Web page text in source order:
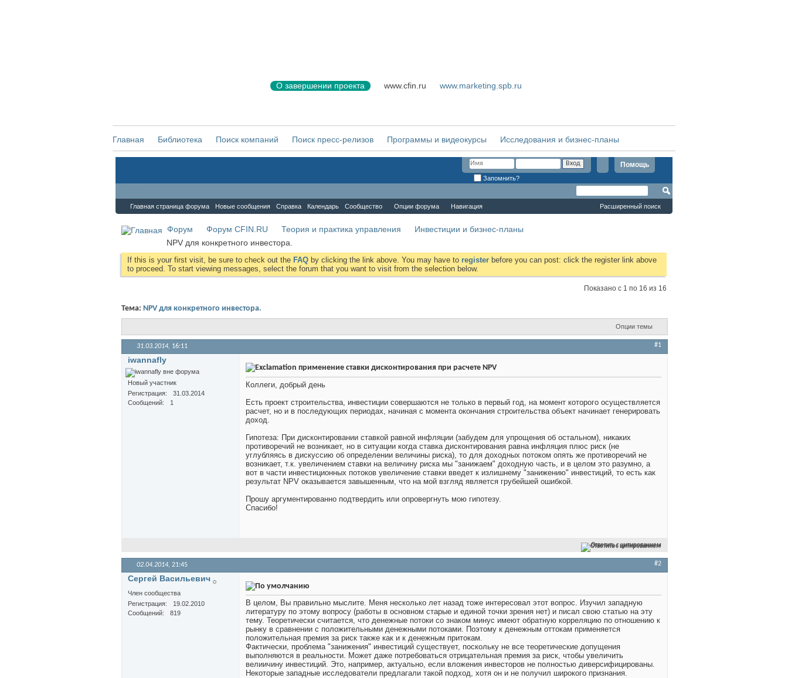
О завершении проекта www.cfin.ru www.marketing.spb.ru
Главная Библиотека Поиск компаний Поиск пресс-релизов Программы и видеокурсы Исследования и бизнес-планы
Помощь
Запомнить?
Главная страница форума Новые сообщения Справка Календарь Сообщество Опции форума Навигация Расширенный поиск
Форум Форум CFIN.RU Теория и практика управления
Инвестиции и бизнес-планы
NPV для конкретного инвестора.
If this is your first visit, be sure to check out the FAQ by clicking the link above. You may have to register before you can post: click the register link above
to proceed. To start viewing messages, select the forum that you want to visit from the selection below.
Показано с 1 по 16 из 16
Тема: NPV для конкретного инвестора.
Опции темы
31.03.2014, 16:11 #1
iwannafly
Новый участник
Регистрация
31.03.2014
Сообщений
1
применение ставки дисконтирования при расчете NPV
Коллеги, добрый день
Есть проект строительства, инвестиции совершаются не только в первый год, на момент которого осуществляется
расчет, но и в последующих периодах, начиная с момента окончания строительства объект начинает генерировать
доход.
Гипотеза: При дисконтировании ставкой равной инфляции (забудем для упрощения об остальном), никаких
противоречий не возникает, но в ситуации когда ставка дисконтирования равна инфляция плюс риск (не
углубляясь в дискуссию об определении величины риска), то для доходных потоком опять же противоречий не
возникает, т.к. увеличением ставки на величину риска мы "занижаем" доходную часть, и в целом это разумно, а
вот в части инвестиционных потоков увеличение ставки введет к излишнему "занижению" инвестиций, то есть как
результат NPV оказывается завышенным, что на мой взгляд является грубейшей ошибкой.
Прошу аргументированно подтвердить или опровергнуть мою гипотезу.
Спасибо!
Ответить с цитированием
02.04.2014, 21:45 #2
Сергей Васильевич
Член сообщества
Регистрация
19.02.2010
Сообщений
819
В целом, Вы правильно мыслите. Меня несколько лет назад тоже интересовал этот вопрос. Изучил западную
литературу по этому вопросу (работы в основном старые и единой точки зрения нет) и писал свою статью на эту
тему. Теоретически считается, что денежные потоки со знаком минус имеют обратную корреляцию по отношению к
рынку в сравнении с положительными денежными потоками. Поэтому к денежным оттокам применяется
положительная премия за риск также как и к денежным притокам.
Фактически, проблема "занижения" инвестиций существует, поскольку не все теоретические допущения
выполняются в реальности. Может даже потребоваться отрицательная премия за риск, чтобы увеличить
велиичину инвестиций. Это, например, актуально, если вложения инвесторов не полностью диверсифицированы.
Некоторые западные исследователи предлагали такой подход, хотя он и не получил широкого признания.